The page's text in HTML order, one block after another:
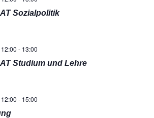
Sozialpolitik
- 13:00
Studium und Lehre
- 15:00